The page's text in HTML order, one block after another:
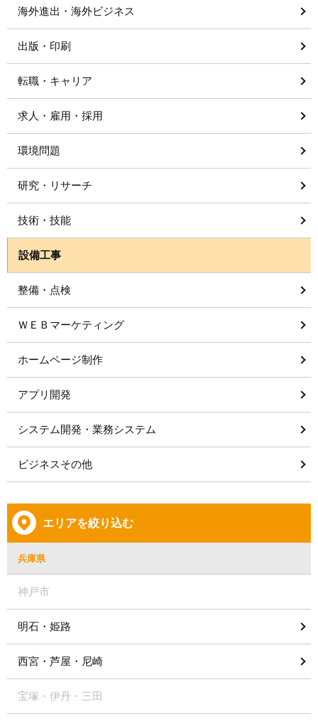
海外進出・海外ビジネス
出版・印刷
転職・キャリア
求人・雇用・採用
環境問題
研究・リサーチ
技術・技能
設備工事
整備・点検
ＷＥＢマーケティング
ホームページ制作
アプリ開発
システム開発・業務システム
ビジネスその他
エリアを絞り込む
兵庫県
神戸市
明石・姫路
西宮・芦屋・尼崎
宝塚・伊丹・三田